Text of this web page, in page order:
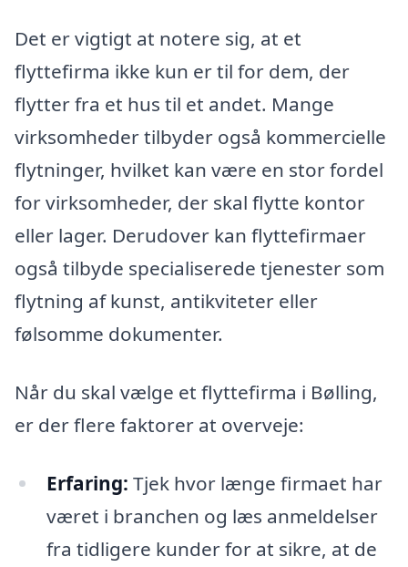
Det er vigtigt at notere sig, at et
flyttefirma ikke kun er til for dem, der
flytter fra et hus til et andet. Mange
virksomheder tilbyder også kommercielle
flytninger, hvilket kan være en stor fordel
for virksomheder, der skal flytte kontor
eller lager. Derudover kan flyttefirmaer
også tilbyde specialiserede tjenester som
flytning af kunst, antikviteter eller
følsomme dokumenter.
Når du skal vælge et flyttefirma i Bølling,
er der flere faktorer at overveje:
Erfaring: Tjek hvor længe firmaet har
været i branchen og læs anmeldelser
fra tidligere kunder for at sikre, at de